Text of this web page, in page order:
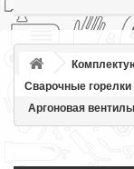
Сварочные горелки
Аргоновая